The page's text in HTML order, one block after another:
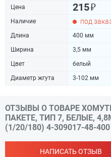
Цена 215₽
Наличие под
Длина 400 мм
Ширина
3,5 мм
Цвет
белый
Диаметр жгута
3-102 мм
ОТЗЫВЫ О ТОВАРЕ
ПАКЕТЕ, ТИП 7, БЕЛЫЕ,
(1/20/180) 4-309017-48-
НАПИСАТЬ ОТЗЫВ